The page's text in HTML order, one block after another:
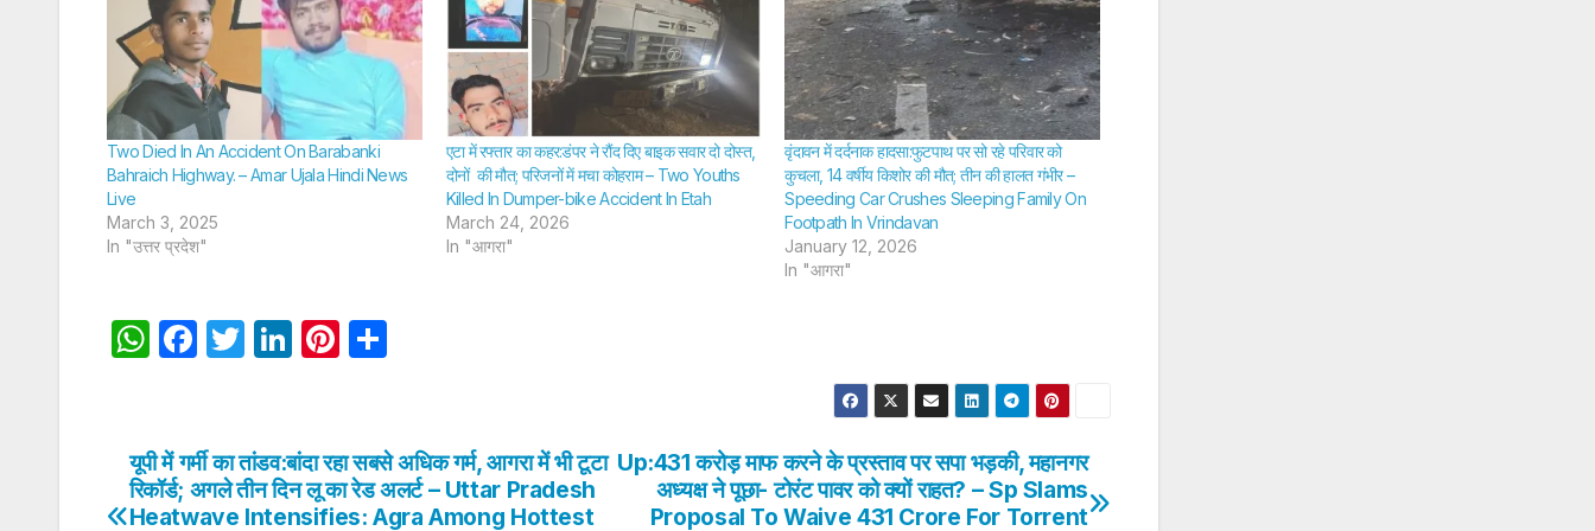
Two Died In An Accident On Barabanki
Bahraich Highway. – Amar Ujala Hindi News
Live
March 3, 2025
In "उत्तर प्रदेश"
एटा में रफ्तार का कहर:डंपर ने रौंद दिए बाइक सवार दो दोस्त,
दोनों की मौत; परिजनों में मचा कोहराम – Two Youths
Killed In Dumper-bike Accident In Etah
March 24, 2026
In "आगरा"
वृंदावन में दर्दनाक हादसा:फुटपाथ पर सो रहे परिवार को
कुचला, 14 वर्षीय किशोर की मौत; तीन की हालत गंभीर –
Speeding Car Crushes Sleeping Family On
Footpath In Vrindavan
January 12, 2026
In "आगरा"
W
s
A
F
e
b
T
er
Li
e
dI
Pi
e
st
e
Post
navigation
Up:431 करोड़ माफ करने के प्रस्ताव पर सपा भड़की, महानगर
अध्यक्ष ने पूछा- टोरंट पावर को क्यों राहत? – Sp Slams
Proposal To Waive 431 Crore For Torrent
यूपी में गर्मी का तांडव:बांदा रहा सबसे अधिक गर्म, आगरा में भी टूटा
रिकॉर्ड; अगले तीन दिन लू का रेड अलर्ट – Uttar Pradesh
Heatwave Intensifies: Agra Among Hottest